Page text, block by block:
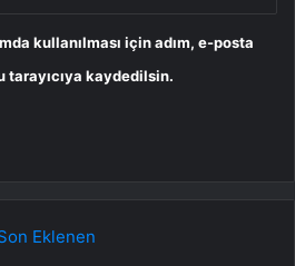
kullanılması için adım, e-posta
tarayıcıya kaydedilsin.
Eklenen